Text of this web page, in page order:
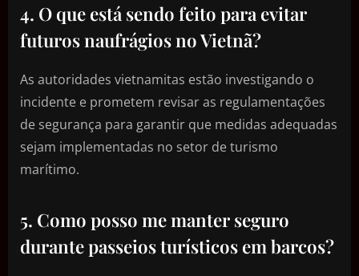
4. O que está sendo feito para evitar
futuros naufrágios no Vietnã?
As autoridades vietnamitas estão investigando o
incidente e prometem revisar as regulamentações
de segurança para garantir que medidas adequadas
sejam implementadas no setor de turismo
marítimo.
5. Como posso me manter seguro
durante passeios turísticos em barcos?